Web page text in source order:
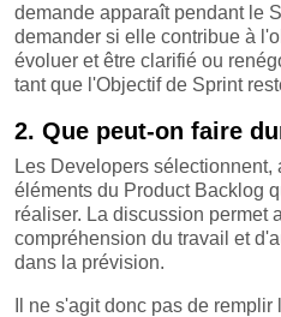
demande apparaît pendant le
demander si elle contribue à
évoluer et être clarifié ou
tant que l'Objectif de Sprint
2. Que peut-on faire
Les Developers sélectionnent,
éléments du Product Backlog
réaliser. La discussion permet
compréhension du travail et
dans la prévision.
Il ne s'agit donc pas de